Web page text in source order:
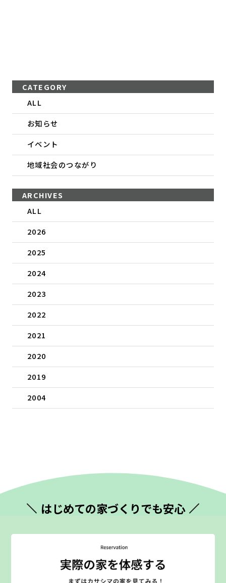
CATEGORY
ALL
お知らせ
イベント
地域社会のつながり
ARCHIVES
ALL
2026
2025
2024
2023
2022
2021
2020
2019
2004
はじめての家づくりでも安心